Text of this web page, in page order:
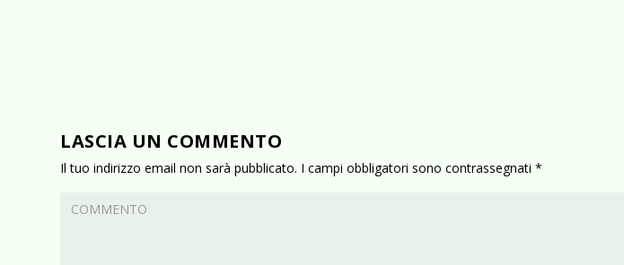
LASCIA UN COMMENTO
Il tuo indirizzo email non sarà pubblicato. I campi obbligatori sono contrassegnati*